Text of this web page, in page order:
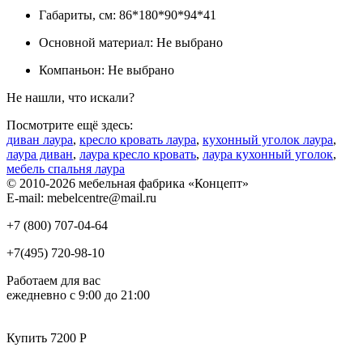
Габариты, см: 86*180*90*94*41
Основной материал: Не выбрано
Компаньон: Не выбрано
Не нашли, что искали?
Посмотрите ещё здесь:
диван лаура, кресло кровать лаура, кухонный уголок лаура,
лаура диван, лаура кресло кровать, лаура кухонный уголок,
мебель спальня лаура
© 2010-2026 мебельная фабрика «Концепт»
E-mail: mebelcentre@mail.ru
+7 (800) 707-04-64
+7(495) 720-98-10
Работаем для вас
ежедневно с 9:00 до 21:00
Купить 7200 Р